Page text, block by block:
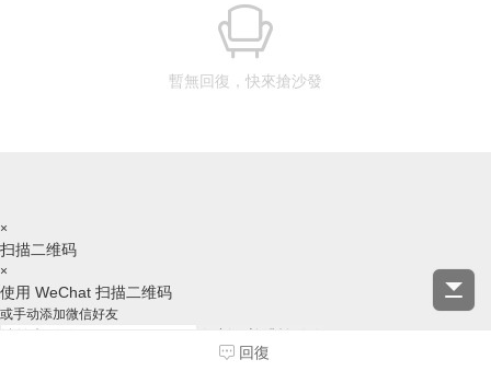
暫無回復，快來搶沙發
回復
×
扫描二维码
×
使用 WeChat 扫描二维码
或手动添加微信好友